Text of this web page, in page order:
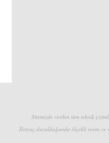
Sitemizde verilen tüm teknik
İhtiyaç duyulduğunda ölçekli resim ve